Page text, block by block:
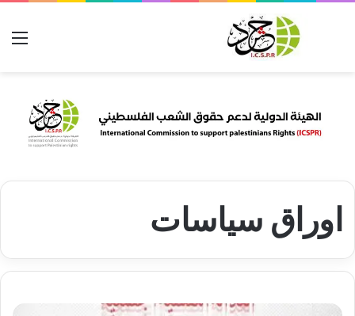
بحث عن
اوراق سياسات